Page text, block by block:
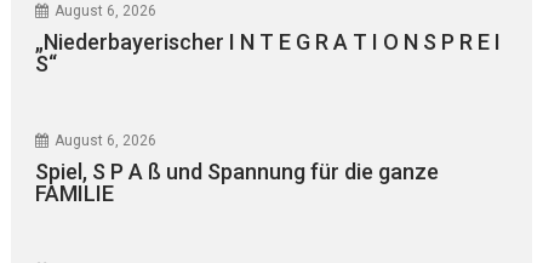
August 6, 2026
„Niederbayerischer I N T E G R A T I O N S P R E I
S“
August 6, 2026
Spiel, S P A ß und Spannung für die ganze
FAMILIE